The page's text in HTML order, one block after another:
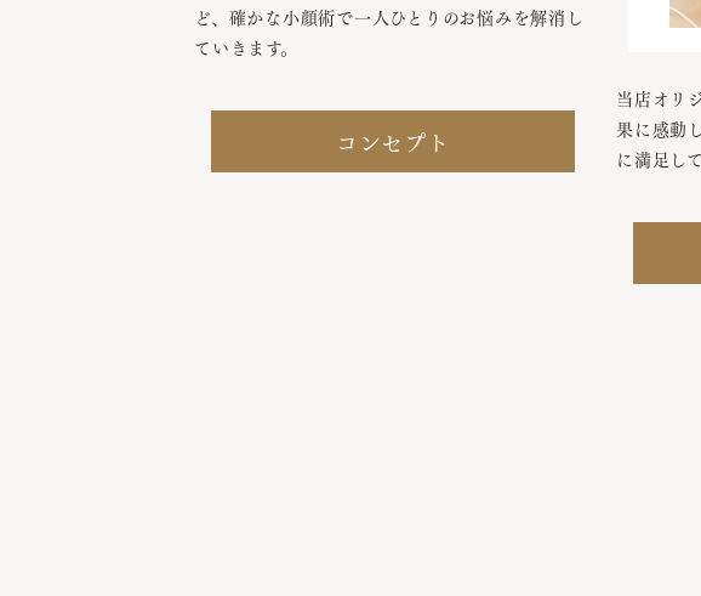
ど、確かな小顔術で一人ひとりのお悩みを解消し
ていきます。
コンセプト
当店オリ
果に感動
に満足し